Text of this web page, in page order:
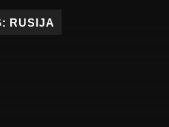
maketa
RUSIJA